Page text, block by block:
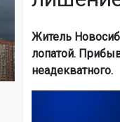
Житель
лопатой.
неадекватного.